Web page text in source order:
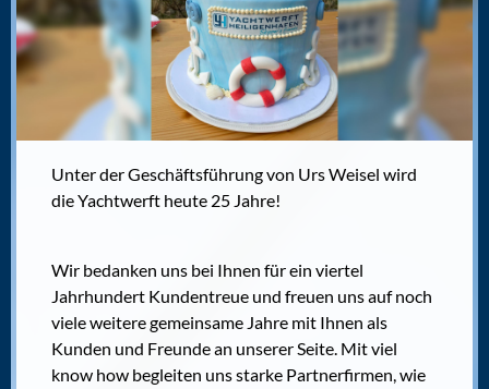
Unter der Geschäftsführung von Urs Weisel wird
die Yachtwerft heute 25 Jahre!
Wir bedanken uns bei Ihnen für ein viertel
Jahrhundert Kundentreue und freuen uns auf noch
viele weitere gemeinsame Jahre mit Ihnen als
Kunden und Freunde an unserer Seite. Mit viel
know how begleiten uns starke Partnerfirmen, wie